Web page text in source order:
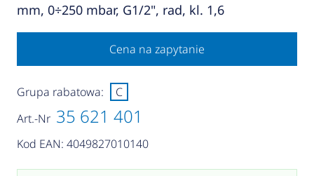
mm, 0÷250 mbar, G1/2", rad, kl. 1,6
Cena na zapytanie
Art.-Nr 35 621 401
Kod EAN: 4049827010140
Grupa rabatowa: C